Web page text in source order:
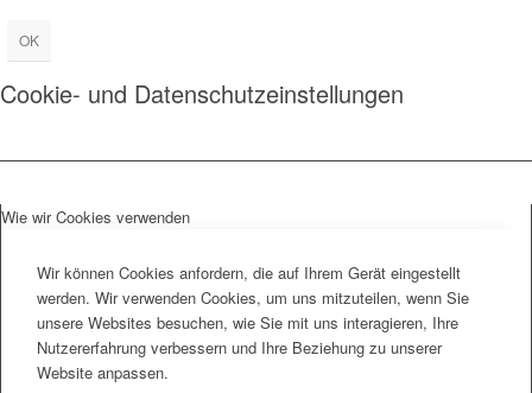
OK
Cookie- und Datenschutzeinstellungen
Wie wir Cookies verwenden
Wir können Cookies anfordern, die auf Ihrem Gerät eingestellt
werden. Wir verwenden Cookies, um uns mitzuteilen, wenn Sie
unsere Websites besuchen, wie Sie mit uns interagieren, Ihre
Nutzererfahrung verbessern und Ihre Beziehung zu unserer
Website anpassen.